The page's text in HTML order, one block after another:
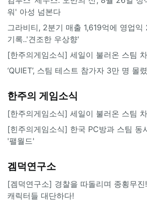
워' 아성 넘본다
그라비티, 2분기 매출 1,619억에 영업익
기록..'견조한 우상향'
[한주의게임소식] 세일이 불러온 스팀
‘QUIET’, 스팀 테스트 참가자 3만 명 몰
한주의 게임소식
[한주의게임소식] 세일이 불러온 스팀
[힌주의게임소식] 한국 PC방과 스팀 동
'팰월드'
겜덕연구소
[겜덕연구소] 경찰을 따돌리며 종횡무
캐릭터들 대단하다!